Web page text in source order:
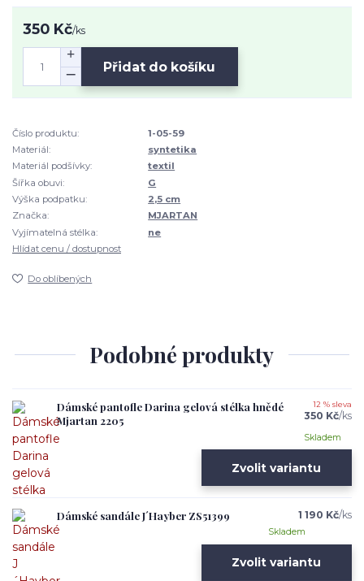
350 Kč/ks
Přidat do košíku
Číslo produktu:
1-05-59
Materiál:
syntetika
Materiál podšívky:
textil
Šířka obuvi:
G
Výška podpatku:
2,5 cm
Značka:
MJARTAN
Vyjímatelná stélka:
ne
Hlídat cenu / dostupnost
Do oblíbených
Podobné produkty
Dámské pantofle Darina gelová stélka hnědé
Mjartan 2205
12 % sleva
350 Kč/ks
Skladem
Zvolit variantu
Dámské sandále J´Hayber ZS51399 1 190 Kč/ks
Skladem
Zvolit variantu